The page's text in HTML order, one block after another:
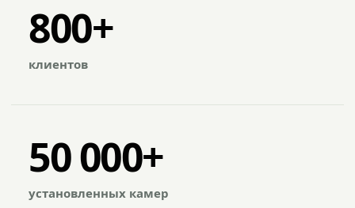
800+
клиентов
50 000+
установленных камер